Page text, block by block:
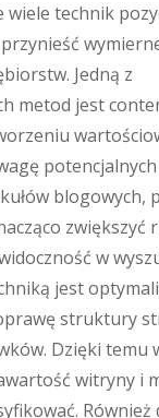
technik
Jedną z
metod jest
blogowych,
zwiększyć
w
jest
struktury
Dzięki temu
witryny i
Również